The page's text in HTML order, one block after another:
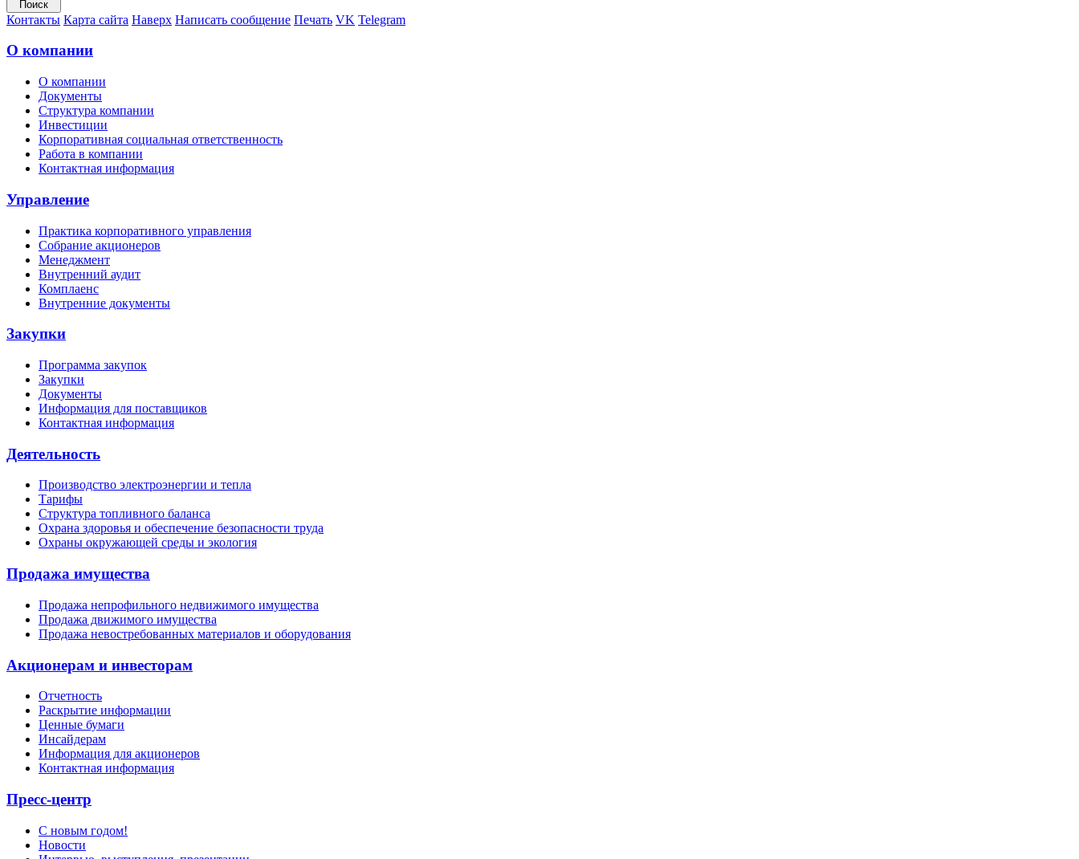
Контакты Карта сайта Наверх Написать сообщение Печать VK Telegram
О компании
О компании
Документы
Структура компании
Инвестиции
Корпоративная социальная ответственность
Работа в компании
Контактная информация
Управление
Практика корпоративного управления
Собрание акционеров
Менеджмент
Внутренний аудит
Комплаенс
Внутренние документы
Закупки
Программа закупок
Закупки
Документы
Информация для поставщиков
Контактная информация
Деятельность
Производство электроэнергии и тепла
Тарифы
Структура топливного баланса
Охрана здоровья и обеспечение безопасности труда
Охраны окружающей среды и экология
Продажа имущества
Продажа непрофильного недвижимого имущества
Продажа движимого имущества
Продажа невостребованных материалов и оборудования
Акционерам и инвесторам
Отчетность
Раскрытие информации
Ценные бумаги
Инсайдерам
Информация для акционеров
Контактная информация
Пресс-центр
С новым годом!
Новости